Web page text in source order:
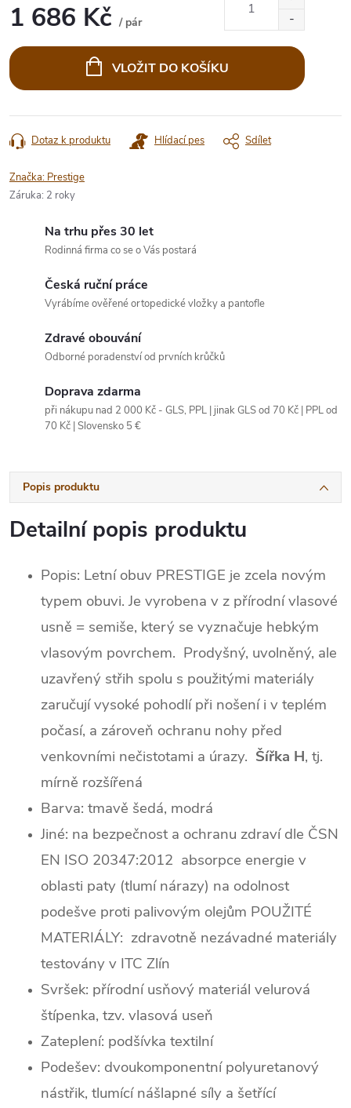
1 686 Kč / pár
cena:
VLOŽIT DO KOŠÍKU
Dotaz k produktu Hlídací pes Sdílet
Značka: Prestige
Záruka: 2 roky
Na trhu přes 30 let
Rodinná firma co se o Vás postará
Česká ruční práce
Vyrábíme ověřené ortopedické vložky a pantofle
Zdravé obouvání
Odborné poradenství od prvních krůčků
Doprava zdarma
při nákupu nad 2 000 Kč - GLS, PPL | jinak GLS od 70 Kč | PPL od
70 Kč | Slovensko 5 €
Popis produktu
Detailní popis produktu
Popis: Letní obuv PRESTIGE je zcela novým
typem obuvi. Je vyrobena v z přírodní vlasové
usně = semiše, který se vyznačuje hebkým
vlasovým povrchem. Prodyšný, uvolněný, ale
uzavřený střih spolu s použitými materiály
zaručují vysoké pohodlí při nošení i v teplém
počasí, a zároveň ochranu nohy před
venkovními nečistotami a úrazy. Šířka H, tj.
mírně rozšířená
Barva: tmavě šedá, modrá
Jiné: na bezpečnost a ochranu zdraví dle ČSN
EN ISO 20347:2012 absorpce energie v
oblasti paty (tlumí nárazy) na odolnost
podešve proti palivovým olejům POUŽITÉ
MATERIÁLY: zdravotně nezávadné materiály
testovány v ITC Zlín
Svršek: přírodní usňový materiál velurová
štípenka, tzv. vlasová useň
Zateplení: podšívka textilní
Podešev: dvoukomponentní polyuretanový
nástřik, tlumící nášlapné síly a šetřící